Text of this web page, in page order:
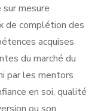
mesure
de complétion des
acquises
du marché du
par les mentors
en soi, qualité